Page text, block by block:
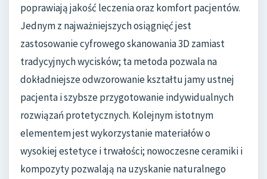
poprawiają jakość leczenia oraz komfort pacjentów.
Jednym z najważniejszych osiągnięć jest
zastosowanie cyfrowego skanowania 3D zamiast
tradycyjnych wycisków; ta metoda pozwala na
dokładniejsze odwzorowanie kształtu jamy ustnej
pacjenta i szybsze przygotowanie indywidualnych
rozwiązań protetycznych. Kolejnym istotnym
elementem jest wykorzystanie materiałów o
wysokiej estetyce i trwałości; nowoczesne ceramiki i
kompozyty pozwalają na uzyskanie naturalnego